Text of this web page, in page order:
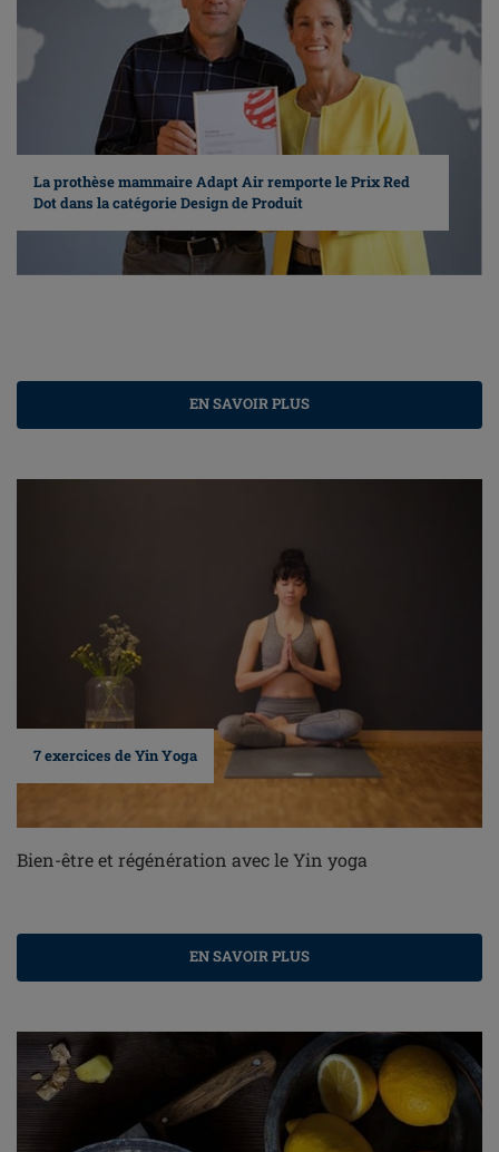
La prothèse mammaire Adapt Air remporte le Prix Red
Dot dans la catégorie Design de Produit
EN SAVOIR PLUS
7 exercices de Yin Yoga
Bien-être et régénération avec le Yin yoga
EN SAVOIR PLUS